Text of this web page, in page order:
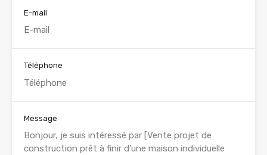
E-mail
Téléphone
Message